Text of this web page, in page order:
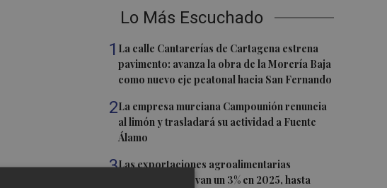
Lo Más Escuchado
1 La calle Cantarerías de Cartagena estrena
pavimento: avanza la obra de la Morería Baja
como nuevo eje peatonal hacia San Fernando
2La empresa murciana Campounión renuncia
al limón y trasladará su actividad a Fuente
Álamo
3Las exportaciones agroalimentarias
españolas se elevan un 3% en 2025, hasta